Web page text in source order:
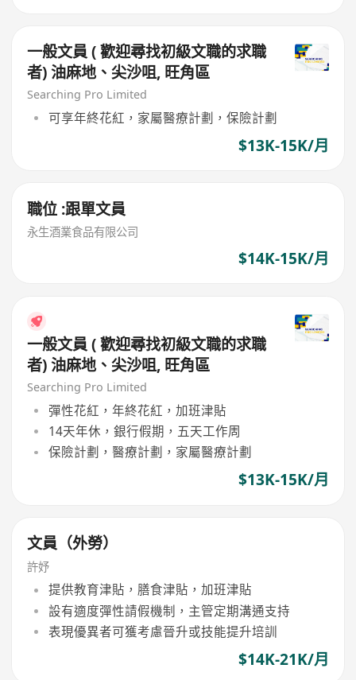
一般文員 ( 歡迎尋找初級文職的求職
者) 油麻地、尖沙咀, 旺角區
Searching Pro Limited
可享年終花紅，家屬醫療計劃，保險計劃
$13K-15K/月
職位 :跟單文員
永生酒業食品有限公司
$14K-15K/月
一般文員 ( 歡迎尋找初級文職的求職
者) 油麻地、尖沙咀, 旺角區
Searching Pro Limited
彈性花紅，年終花紅，加班津貼
14天年休，銀行假期，五天工作周
保險計劃，醫療計劃，家屬醫療計劃
$13K-15K/月
文員（外勞）
許妤
提供教育津貼，膳食津貼，加班津貼
設有適度彈性請假機制，主管定期溝通支持
表現優異者可獲考慮晉升或技能提升培訓
$14K-21K/月